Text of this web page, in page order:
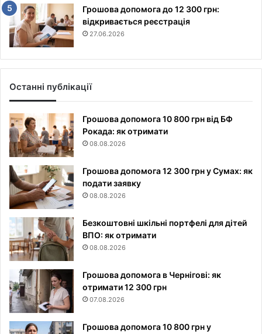
Грошова допомога до 12 300 грн:
відкривається реєстрація
27.06.2026
Останні публікації
Грошова допомога 10 800 грн від БФ
Рокада: як отримати
08.08.2026
Грошова допомога 12 300 грн у Сумах: як
подати заявку
08.08.2026
Безкоштовні шкільні портфелі для дітей
ВПО: як отримати
08.08.2026
Грошова допомога в Чернігові: як
отримати 12 300 грн
07.08.2026
Грошова допомога 10 800 грн у